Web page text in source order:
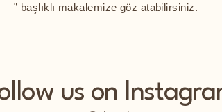
” başlıklı makalemize göz atabilirsiniz.
us on